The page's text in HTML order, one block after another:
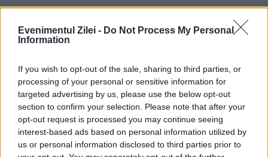
Evenimentul Zilei - Do Not Process My Personal
Information
If you wish to opt-out of the sale, sharing to third parties, or
processing of your personal or sensitive information for
targeted advertising by us, please use the below opt-out
section to confirm your selection. Please note that after your
opt-out request is processed you may continue seeing
interest-based ads based on personal information utilized by
us or personal information disclosed to third parties prior to
El a mai menționat că țări vecine precum
mai mulți cercetători decât România, deși
au o populație mai mică.